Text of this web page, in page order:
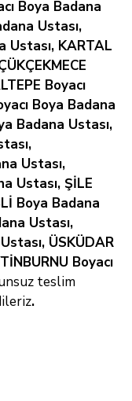
Boya Badana
Ustası,
Ustası, KARTAL
Boyacı
Boya Badana
Badana Ustası,
Ustası,
Ustası, ŞİLE
Boya Badana
Ustası,
ÜSKÜDAR
Boyacı
teslim
.